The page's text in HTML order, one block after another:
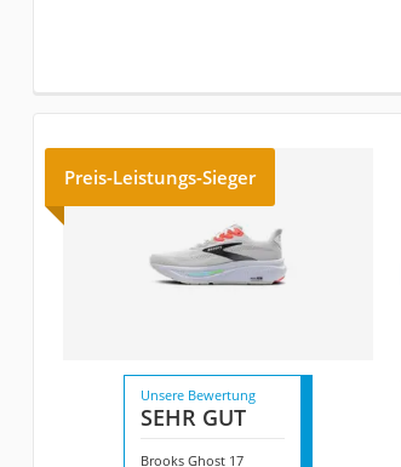
Preis-Leistungs-Sieger
Unsere Bewertung
SEHR GUT
Brooks Ghost 17